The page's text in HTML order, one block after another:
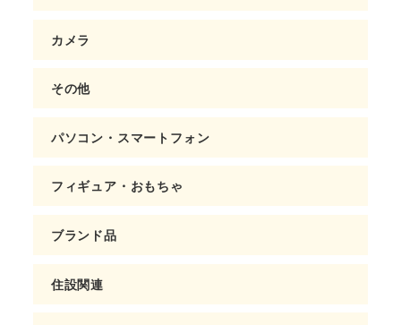
カメラ
その他
パソコン・スマートフォン
フィギュア・おもちゃ
ブランド品
住設関連